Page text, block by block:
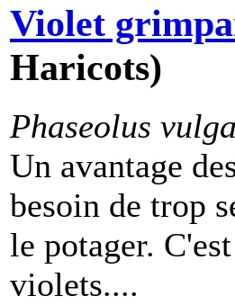
Violet
Haricots)
Phaseolus
Un avantage
besoin de trop
le potager.
violets....